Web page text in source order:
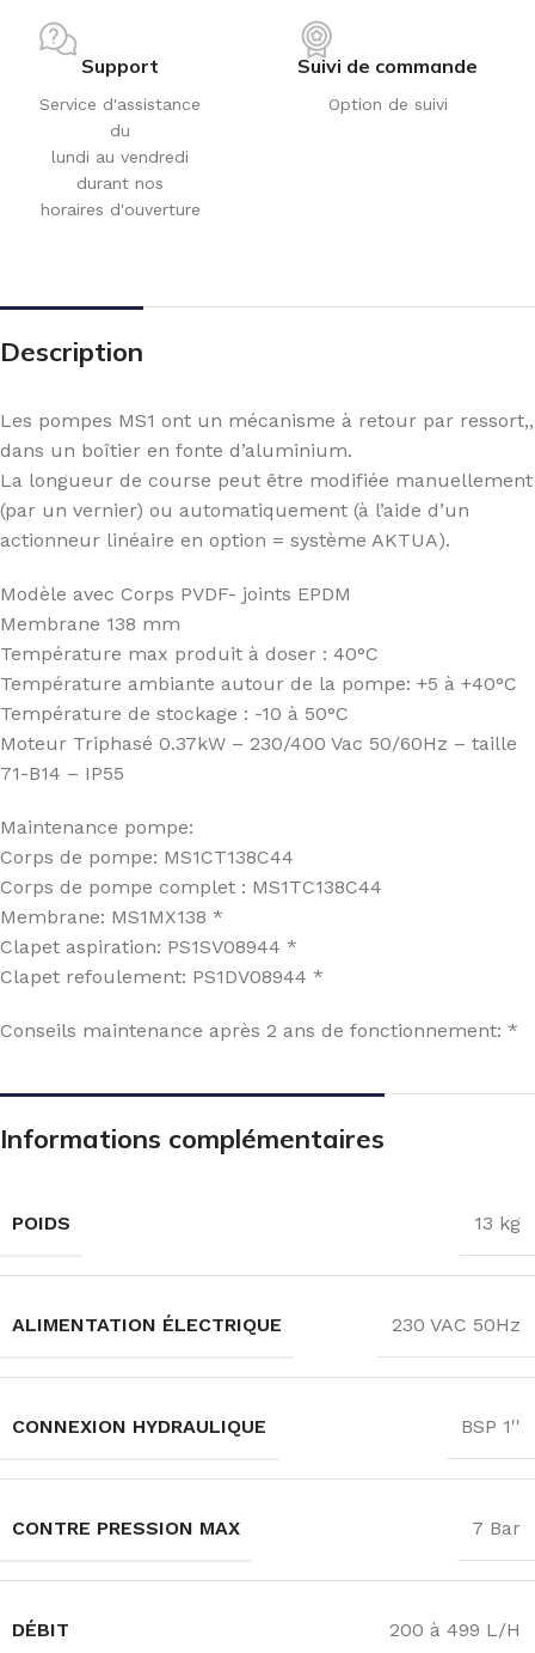
Support
Service d'assistance
du
lundi au vendredi
durant nos
horaires d'ouverture
Suivi de commande
Option de suivi
Description
Les pompes MS1 ont un mécanisme à retour par ressort,,
dans un boîtier en fonte d’aluminium.
La longueur de course peut être modifiée manuellement
(par un vernier) ou automatiquement (à l’aide d’un
actionneur linéaire en option = système AKTUA).
Modèle avec Corps PVDF- joints EPDM
Membrane 138 mm
Température max produit à doser : 40°C
Température ambiante autour de la pompe: +5 à +40°C
Température de stockage : -10 à 50°C
Moteur Triphasé 0.37kW – 230/400 Vac 50/60Hz – taille
71-B14 – IP55
Maintenance pompe:
Corps de pompe: MS1CT138C44
Corps de pompe complet : MS1TC138C44
Membrane: MS1MX138 *
Clapet aspiration: PS1SV08944 *
Clapet refoulement: PS1DV08944 *
Conseils maintenance après 2 ans de fonctionnement: *
Informations complémentaires
POIDS 13 kg
ALIMENTATION ÉLECTRIQUE 230 VAC 50Hz
CONNEXION HYDRAULIQUE BSP 1''
CONTRE PRESSION MAX 7 Bar
DÉBIT 200 à 499 L/H